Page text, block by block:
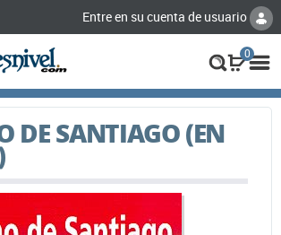
Entre en su cuenta de usuario
0
DE SANTIAGO (EN